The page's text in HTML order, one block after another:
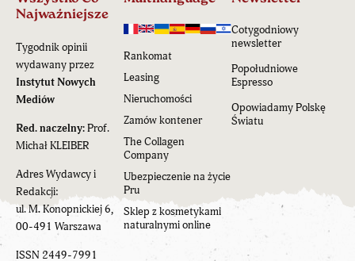
Najważniejsze
Tygodnik opinii
wydawany przez
Instytut Nowych
Mediów
Red. naczelny:Prof.
Michał KLEIBER
Adres Wydawcy i
Redakcji:
ul. M. Konopnickiej 6,
00-491 Warszawa
ISSN 2449-7991
Rankomat
Leasing
Nieruchomości
Zamów kontener
The Collagen
Company
Ubezpieczenie na życie
Pru
Sklep z kosmetykami
naturalnymi online
Cotygodniowy
newsletter
Popołudniowe
Espresso
Opowiadamy Polskę
Światu